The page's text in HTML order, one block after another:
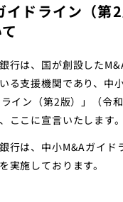
主のお客さま
いて
イドライン（第
行は、国が創設した
る支援機関であり、中
ライン（第2版）」（令
ここに宣言いたします。
行は、中小M&Aガイド
実施しております。